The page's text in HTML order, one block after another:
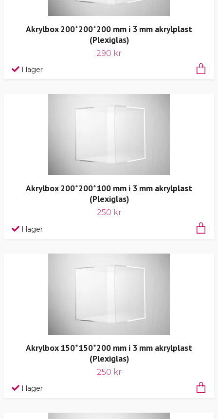
Akrylbox 200*200*200 mm i 3 mm akrylplast
(Plexiglas)
290 kr
I lager
Akrylbox 200*200*100 mm i 3 mm akrylplast
(Plexiglas)
250 kr
I lager
Akrylbox 150*150*200 mm i 3 mm akrylplast
(Plexiglas)
250 kr
I lager